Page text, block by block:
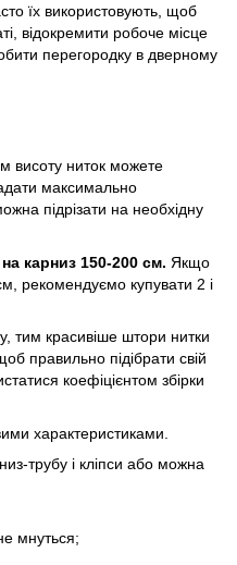
їх використовують, щоб
відокремити робоче місце
перегородку в дверному
висоту ниток можете
максимально
підрізати на необхідну
карниз 150-200 см. Якщо
рекомендуємо купувати 2 і
тим красивіше штори нитки
правильно підібрати свій
коефіцієнтом збірки
характеристиками.
трубу і кліпси або можна
мнуться;